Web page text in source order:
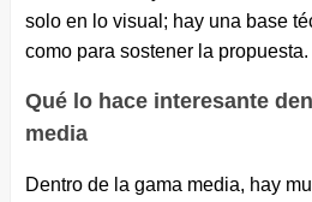
solo en lo visual; hay una base
como para sostener la propuesta.
Qué lo hace interesante
media
Dentro de la gama media, hay